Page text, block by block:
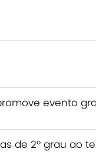
evento
de 2º grau ao